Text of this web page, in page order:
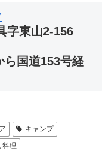
字東山2-156
ら国道153号経
キャンプ
料理